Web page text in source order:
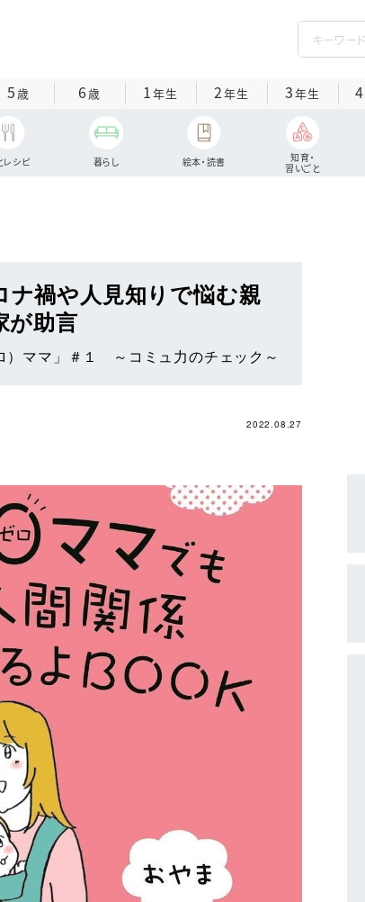
5歳 6歳 1年生 2年生 3年生 4
レシピ 暮らし 絵本・読書
知育・
習いごと
禍や人見知りで悩む親
が助言
）ママ」＃１ ～コミュ力のチェック～
2022.08.27